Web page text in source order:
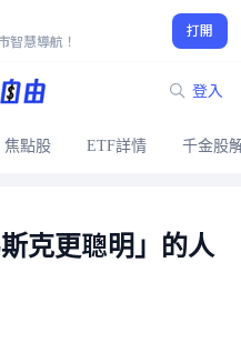
智慧導航！
打開
登入
焦點股 ETF詳情 千金股
克更聰明」的人